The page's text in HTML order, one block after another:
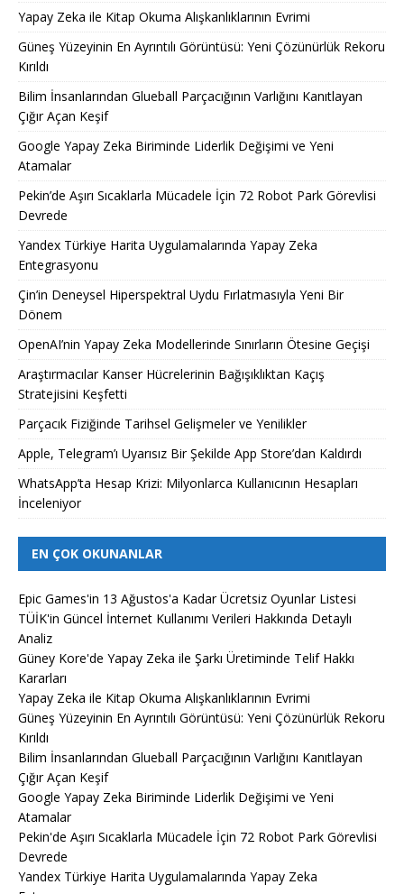
Yapay Zeka ile Kitap Okuma Alışkanlıklarının Evrimi
Güneş Yüzeyinin En Ayrıntılı Görüntüsü: Yeni Çözünürlük Rekoru
Kırıldı
Bilim İnsanlarından Glueball Parçacığının Varlığını Kanıtlayan
Çığır Açan Keşif
Google Yapay Zeka Biriminde Liderlik Değişimi ve Yeni
Atamalar
Pekin’de Aşırı Sıcaklarla Mücadele İçin 72 Robot Park Görevlisi
Devrede
Yandex Türkiye Harita Uygulamalarında Yapay Zeka
Entegrasyonu
Çin’in Deneysel Hiperspektral Uydu Fırlatmasıyla Yeni Bir
Dönem
OpenAI’nin Yapay Zeka Modellerinde Sınırların Ötesine Geçişi
Araştırmacılar Kanser Hücrelerinin Bağışıklıktan Kaçış
Stratejisini Keşfetti
Parçacık Fiziğinde Tarihsel Gelişmeler ve Yenilikler
Apple, Telegram’ı Uyarısız Bir Şekilde App Store’dan Kaldırdı
WhatsApp’ta Hesap Krizi: Milyonlarca Kullanıcının Hesapları
İnceleniyor
EN ÇOK OKUNANLAR
Epic Games'in 13 Ağustos'a Kadar Ücretsiz Oyunlar Listesi
TÜİK'in Güncel İnternet Kullanımı Verileri Hakkında Detaylı
Analiz
Güney Kore'de Yapay Zeka ile Şarkı Üretiminde Telif Hakkı
Kararları
Yapay Zeka ile Kitap Okuma Alışkanlıklarının Evrimi
Güneş Yüzeyinin En Ayrıntılı Görüntüsü: Yeni Çözünürlük Rekoru
Kırıldı
Bilim İnsanlarından Glueball Parçacığının Varlığını Kanıtlayan
Çığır Açan Keşif
Google Yapay Zeka Biriminde Liderlik Değişimi ve Yeni
Atamalar
Pekin'de Aşırı Sıcaklarla Mücadele İçin 72 Robot Park Görevlisi
Devrede
Yandex Türkiye Harita Uygulamalarında Yapay Zeka